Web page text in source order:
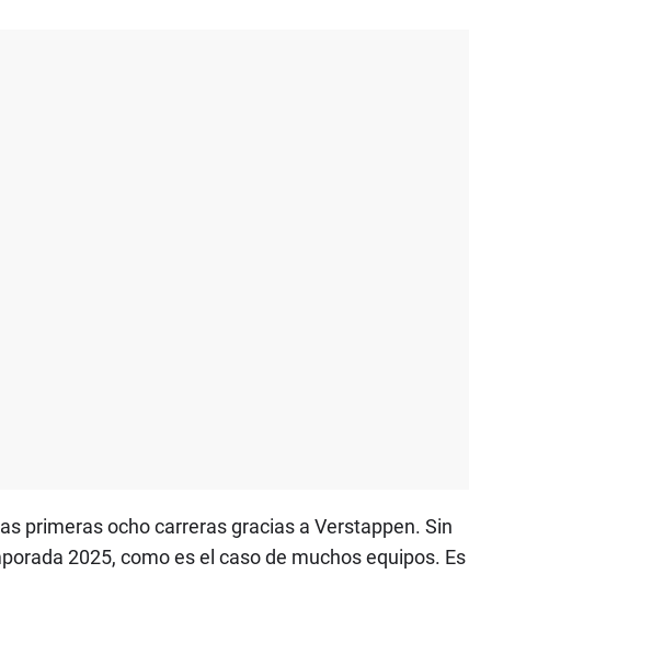
primeras ocho carreras gracias a Verstappen. Sin
2025, como es el caso de muchos equipos. Es